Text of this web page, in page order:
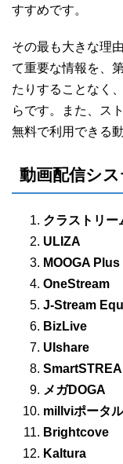
すすめです。
その最も大きな理
て重要な情報を、
たりすることなく
らです。また、ス
無料で利用できる
動画配信シ
クラストリー
ULIZA
MOOGA Plus
OneStream
J-Stream
BizLive
UIshare
メガDOGA
millviポータル
Brightcove
Kaltura